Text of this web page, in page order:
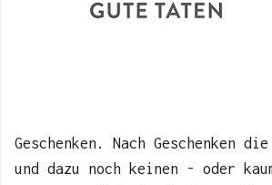
Geschenken. Nach Geschenken
und dazu noch keinen - oder